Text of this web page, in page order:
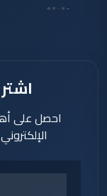
دقيقة
احصل على